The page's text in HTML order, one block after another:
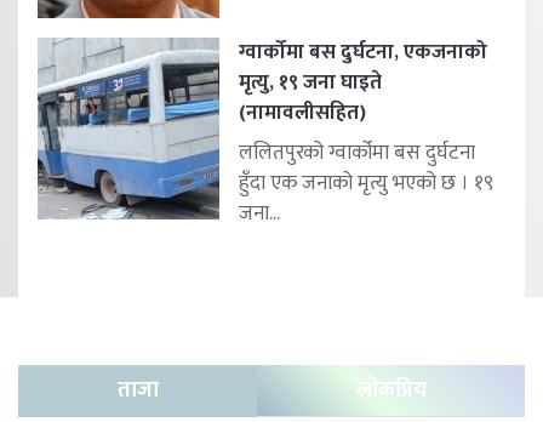
ग्वार्कोमा बस दुर्घटना, एकजनाको
मृत्यु, १९ जना घाइते
(नामावलीसहित)
ललितपुरको ग्वार्कोमा बस दुर्घटना
हुँदा एक जनाको मृत्यु भएको छ । १९
जना...
ताजा लोकप्रिय